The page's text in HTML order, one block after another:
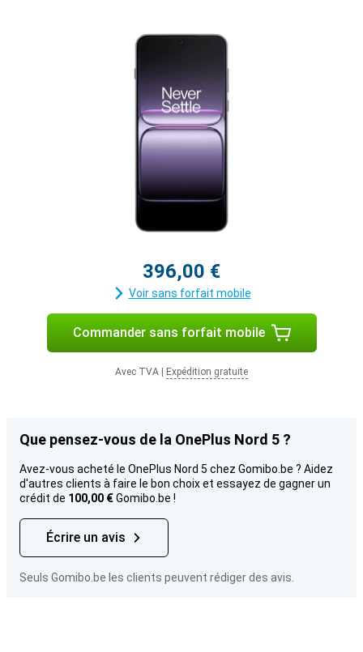
396,00 €
Voir sans forfait mobile
Commander sans forfait mobile
Avec TVA Expédition gratuite
Que pensez-vous de la OnePlus Nord 5 ?
Avez-vous acheté le OnePlus Nord 5 chez Gomibo.be ? Aidez
d'autres clients à faire le bon choix et essayez de gagner un
crédit de 100,00 €Gomibo.be !
Écrire un avis
Seuls Gomibo.be les clients peuvent rédiger des avis.